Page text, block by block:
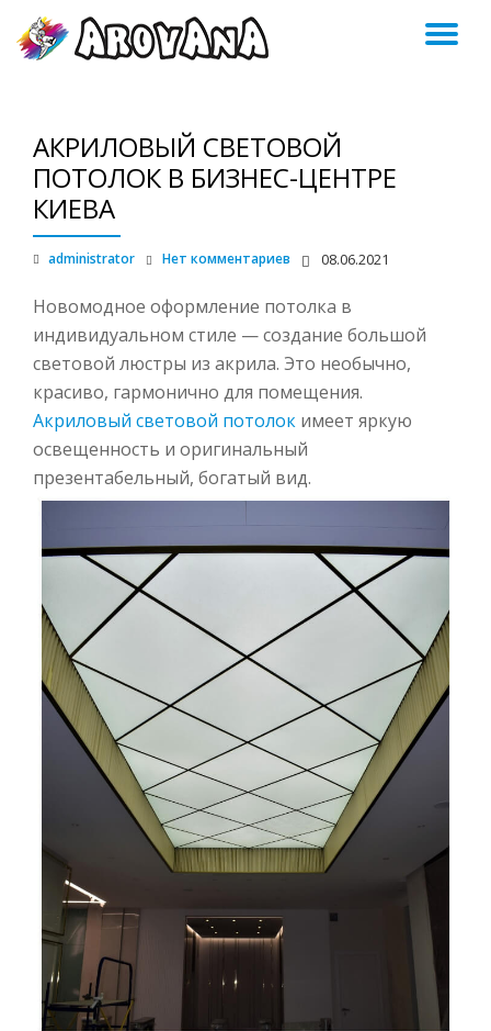
Skip
АКРИЛОВЫЙ СВЕТОВОЙ
ПОТОЛОК В БИЗНЕС-ЦЕНТРЕ
КИЕВА
administrator 08.06.2021
Нет комментариев
Новомодное оформление потолка в
индивидуальном стиле — создание большой
световой люстры из акрила. Это необычно,
красиво, гармонично для помещения.
Акриловый световой потолок имеет яркую
освещенность и оригинальный
презентабельный, богатый вид.